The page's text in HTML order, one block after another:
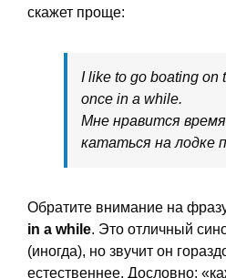
скажет проще:
I like to go boating on
once in a while.
Мне нравится
кататься на лодке
Обратите внимание на
in a while. Это отличный
(иногда), но звучит он
естественнее. Дословно: